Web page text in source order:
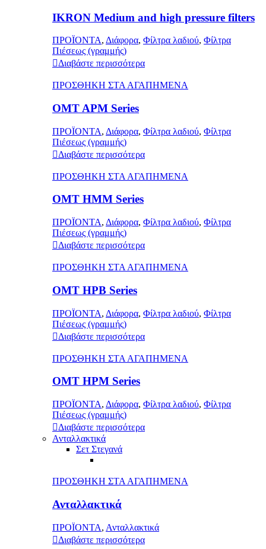
IKRON Medium and high pressure filters
ΠΡΟΪΟΝΤΑ, Διάφορα, Φίλτρα λαδιού, Φίλτρα
Πιέσεως (γραμμής)
Διαβάστε περισσότερα
ΠΡΟΣΘΗΚΗ ΣΤΑ ΑΓΑΠΗΜΕΝΑ
OMT APM Series
ΠΡΟΪΟΝΤΑ, Διάφορα, Φίλτρα λαδιού, Φίλτρα
Πιέσεως (γραμμής)
Διαβάστε περισσότερα
ΠΡΟΣΘΗΚΗ ΣΤΑ ΑΓΑΠΗΜΕΝΑ
OMT HMM Series
ΠΡΟΪΟΝΤΑ, Διάφορα, Φίλτρα λαδιού, Φίλτρα
Πιέσεως (γραμμής)
Διαβάστε περισσότερα
ΠΡΟΣΘΗΚΗ ΣΤΑ ΑΓΑΠΗΜΕΝΑ
OMT HPB Series
ΠΡΟΪΟΝΤΑ, Διάφορα, Φίλτρα λαδιού, Φίλτρα
Πιέσεως (γραμμής)
Διαβάστε περισσότερα
ΠΡΟΣΘΗΚΗ ΣΤΑ ΑΓΑΠΗΜΕΝΑ
OMT HPM Series
ΠΡΟΪΟΝΤΑ, Διάφορα, Φίλτρα λαδιού, Φίλτρα
Πιέσεως (γραμμής)
Διαβάστε περισσότερα
Ανταλλακτικά
Σετ Στεγανά
ΠΡΟΣΘΗΚΗ ΣΤΑ ΑΓΑΠΗΜΕΝΑ
Ανταλλακτικά
ΠΡΟΪΟΝΤΑ, Ανταλλακτικά
Διαβάστε περισσότερα